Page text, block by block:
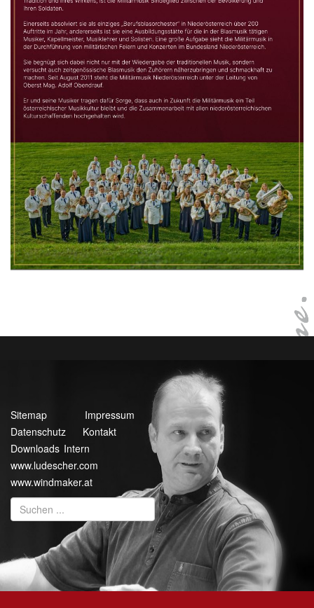
Sitemap
Impressum
Datenschutz
Kontakt
Downloads Intern
www.ludescher.com
www.windmaker.at